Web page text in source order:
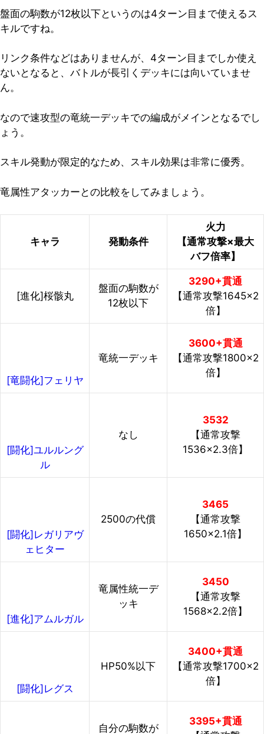
盤面の駒数が12枚以下というのは4ターン目まで使えるス
キルですね。
リンク条件などはありませんが、4ターン目までしか使え
ないとなると、バトルが長引くデッキには向いていませ
ん。
なので速攻型の竜統一デッキでの編成がメインとなるでし
ょう。
スキル発動が限定的なため、スキル効果は非常に優秀。
竜属性アタッカーとの比較をしてみましょう。
キャラ 発動条件
火力
【通常攻撃×最大
バフ倍率】
[進化]桜骸丸
盤面の駒数が
12枚以下
3290+貫通
【通常攻撃1645×2
倍】
[竜闘化]フェリヤ
竜統一デッキ
3600+貫通
【通常攻撃1800×2
倍】
[闘化]ユルルング
ル
なし
3532
【通常攻撃
1536×2.3倍】
[闘化]レガリアヴ
ェヒター
2500の代償
3465
【通常攻撃
1650×2.1倍】
[進化]アムルガル
竜属性統一デ
ッキ
3450
【通常攻撃
1568×2.2倍】
[闘化]レグス
HP50%以下
3400+貫通
【通常攻撃1700×2
倍】
自分の駒数が
3395+貫通